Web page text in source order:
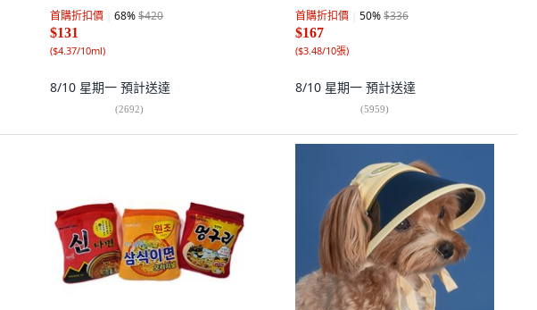
首購折扣價 68%$420
$131
($4.37/10ml)
8/10 星期一 預計送達
(2692)
首購折扣價 50%$336
$167
($3.48/10張)
8/10 星期一 預計送達
(5959)